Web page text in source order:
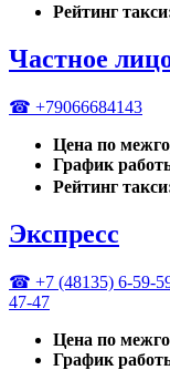
Рейтинг
Частное
☎ +79066684143
Цена по
График
Рейтинг
Экспресс
☎ +7 (48135) 6-59-
47-47
Цена по
График